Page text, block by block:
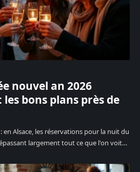
nouvel an 2026
bons plans près de
Alsace, les réservations pour la nuit du
largement tout ce que l'on voit…